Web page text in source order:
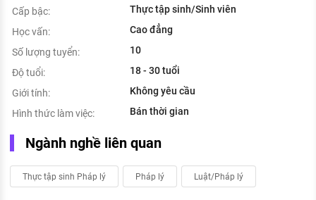
Cấp bậc:
Thực tập sinh/Sinh viên
Học vấn:
Cao đẳng
Số lượng tuyển:
10
Độ tuổi:
18 - 30 tuổi
Giới tính:
Không yêu cầu
Hình thức làm việc:
Bán thời gian
Ngành nghề liên quan
Thực tập sinh Pháp lý Pháp lý Luật/Pháp lý